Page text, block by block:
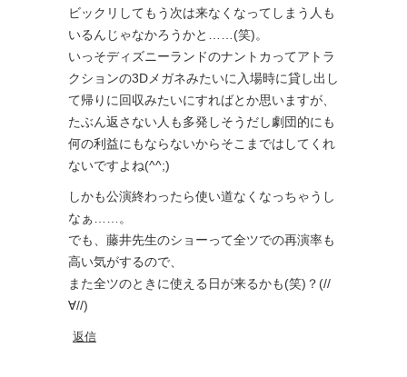
ビックリしてもう次は来なくなってしまう人も
いるんじゃなかろうかと……(笑)。
いっそディズニーランドのナントカってアトラ
クションの3Dメガネみたいに入場時に貸し出し
て帰りに回収みたいにすればとか思いますが、
たぶん返さない人も多発しそうだし劇団的にも
何の利益にもならないからそこまではしてくれ
ないですよね(^^;)
しかも公演終わったら使い道なくなっちゃうし
なぁ……。
でも、藤井先生のショーって全ツでの再演率も
高い気がするので、
また全ツのときに使える日が来るかも(笑)？(//
∀//)
返信